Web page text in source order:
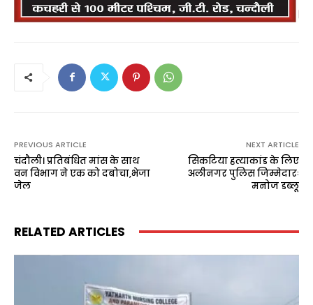
PREVIOUS ARTICLE
चंदौली। प्रतिबंधित मांस के साथ
वन विभाग ने एक को दबोचा,भेजा
जेल
NEXT ARTICLE
सिकटिया हत्याकांड के लिए
अलीनगर पुलिस जिम्मेदारः
मनोज डब्लू
RELATED ARTICLES